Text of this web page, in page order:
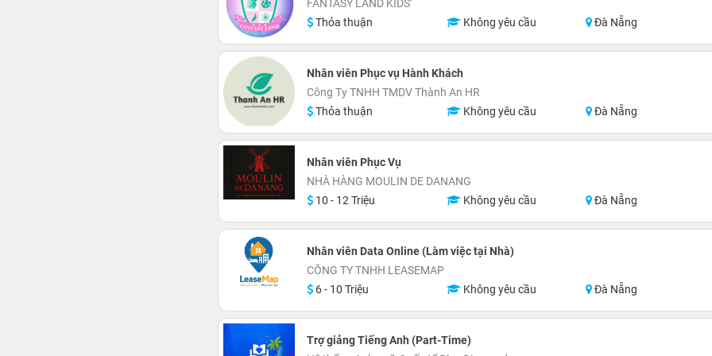
FANTASY LAND KIDS’
Thỏa thuận
Không yêu cầu Đà Nẵng
Nhân viên Phục vụ Hành Khách
Công Ty TNHH TMDV Thành An HR
Thỏa thuận
Không yêu cầu Đà Nẵng
Nhân viên Phục Vụ
NHÀ HÀNG MOULIN DE DANANG
10 - 12 Triệu
Không yêu cầu Đà Nẵng
Nhân viên Data Online (Làm việc tại Nhà)
CÔNG TY TNHH LEASEMAP
6 - 10 Triệu
Không yêu cầu Đà Nẵng
Trợ giảng Tiếng Anh (Part-Time)